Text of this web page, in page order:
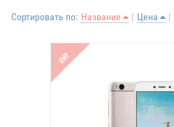
Сортировать по: Название Цена
ХИТ